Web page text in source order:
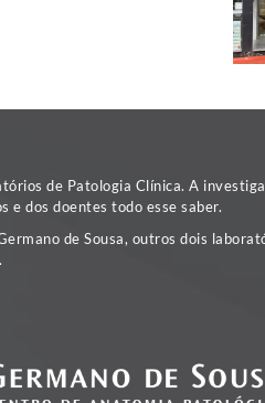
de Patologia Clínica. A
e dos doentes todo esse saber.
de Sousa, outros dois